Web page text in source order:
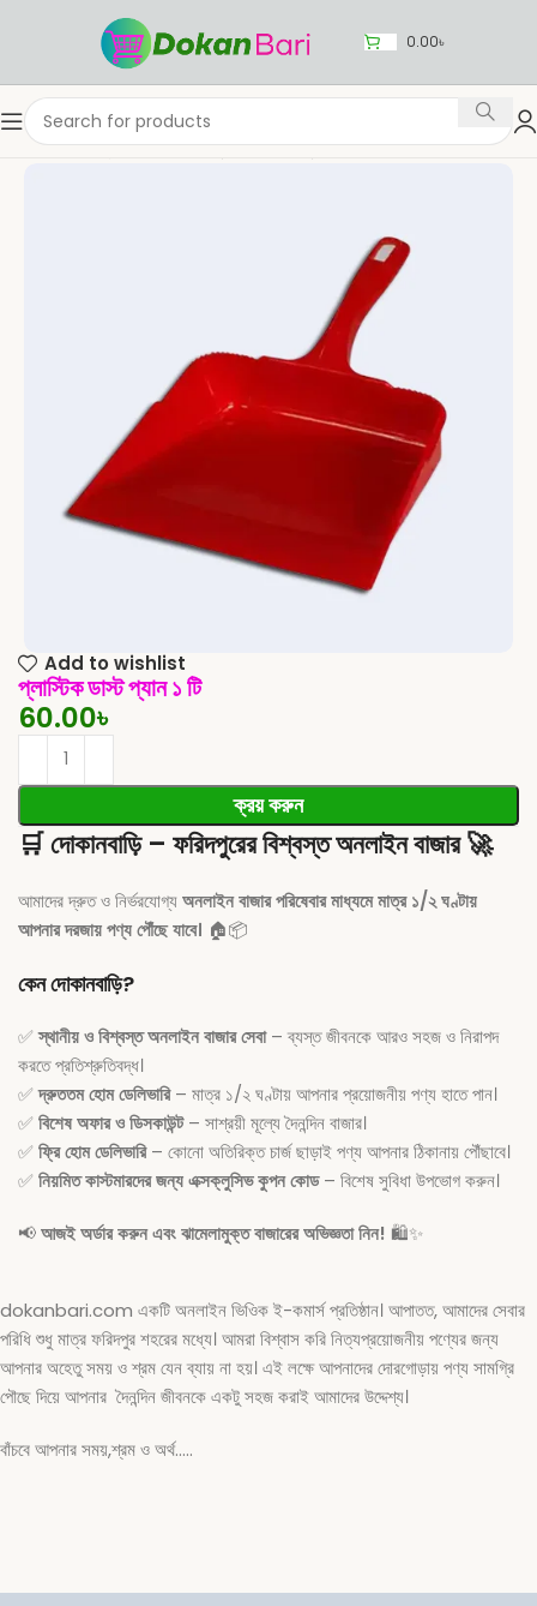
0.00৳
Home পরিষ্কারের সরঞ্জাম পরিষ্কারের জিনিসপত্র
Add to wishlist
প্লাস্টিক ডাস্ট প্যান ১ টি
60.00৳
ক্রয় করুন
🛒দোকানবাড়ি – ফরিদপুরের বিশ্বস্ত অনলাইন বাজার🚀
আমাদের দ্রুত ও নির্ভরযোগ্যঅনলাইন বাজার পরিষেবার মাধ্যমে মাত্র ১/২ ঘণ্টায়
আপনার দরজায় পণ্য পৌঁছে যাবে। 🏠📦
কেন দোকানবাড়ি?
✅স্থানীয় ও বিশ্বস্ত অনলাইন বাজার সেবা– ব্যস্ত জীবনকে আরও সহজ ও নিরাপদ
করতে প্রতিশ্রুতিবদ্ধ।
✅দ্রুততম হোম ডেলিভারি– মাত্র ১/২ ঘণ্টায় আপনার প্রয়োজনীয় পণ্য হাতে পান।
✅ বিশেষ অফার ও ডিসকাউন্ট– সাশ্রয়ী মূল্যে দৈনন্দিন বাজার।
✅ ফ্রি হোম ডেলিভারি– কোনো অতিরিক্ত চার্জ ছাড়াই পণ্য আপনার ঠিকানায় পৌঁছাবে।
✅ নিয়মিত কাস্টমারদের জন্য এক্সক্লুসিভ কুপন কোড– বিশেষ সুবিধা উপভোগ করুন।
📢আজই অর্ডার করুন এবং ঝামেলামুক্ত বাজারের অভিজ্ঞতা নিন! 🛍️✨
dokanbari.com একটি অনলাইন ভিওিক ই-কমার্স প্রতিষ্ঠান। আপাতত, আমাদের সেবার
পরিধি শুধু মাত্র ফরিদপুর শহরের মধ্যে। আমরা বিশ্বাস করি নিত্যপ্রয়োজনীয় পণ্যের জন্য
আপনার অহেতু সময় ও শ্রম যেন ব্যায় না হয়। এই লক্ষে আপনাদের দোরগোড়ায় পণ্য সামগ্রি
পৌছে দিয়ে আপনার দৈনন্দিন জীবনকে একটু সহজ করাই আমাদের উদ্দেশ্য।
বাঁচবে আপনার সময়,শ্রম ও অর্থ…..